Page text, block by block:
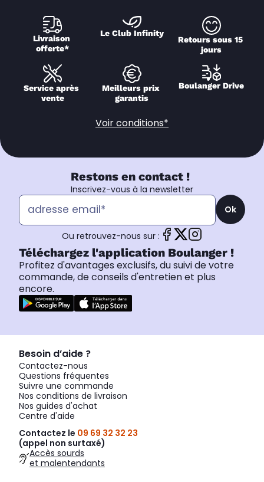
Livraison
offerte*
Le Club Infinity
Retours sous 15
jours
Service après
vente
Meilleurs prix
garantis
Boulanger Drive
Voir conditions*
Restons en contact !
Inscrivez-vous à la newsletter
Ok
Ou retrouvez-nous sur :
Téléchargez l'application Boulanger !
Profitez d'avantages exclusifs, du suivi de votre
commande, de conseils d'entretien et plus
encore.
Besoin d’aide ?
Contactez-nous
Questions fréquentes
Suivre une commande
Nos conditions de livraison
Nos guides d'achat
Centre d'aide
Contactez le 09 69 32 32 23
(appel non surtaxé)
Accès sourds
et malentendants